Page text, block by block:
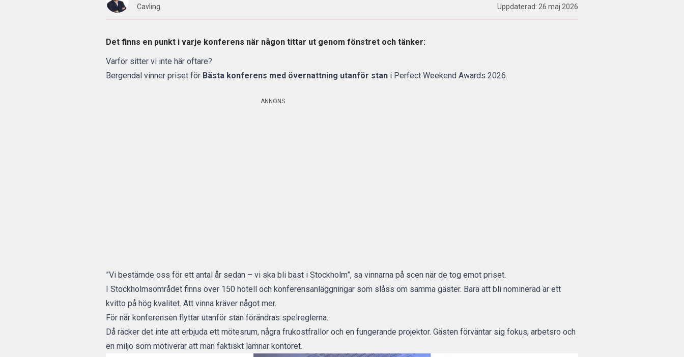
Cavling
Uppdaterad: 26 maj 2026
Det finns en punkt i varje konferens när någon tittar ut genom fönstret och tänker:
Varför sitter vi inte här oftare?
Bergendal vinner priset för Bästa konferens med övernattning utanför stan i Perfect Weekend Awards 2026.
ANNONS
”Vi bestämde oss för ett antal år sedan – vi ska bli bäst i Stockholm”, sa vinnarna på scen när de tog emot priset.
I Stockholmsområdet finns över 150 hotell och konferensanläggningar som slåss om samma gäster. Bara att bli nominerad är ett
kvitto på hög kvalitet. Att vinna kräver något mer.
För när konferensen flyttar utanför stan förändras spelreglerna.
Då räcker det inte att erbjuda ett mötesrum, några frukostfrallor och en fungerande projektor. Gästen förväntar sig fokus, arbetsro och
en miljö som motiverar att man faktiskt lämnar kontoret.